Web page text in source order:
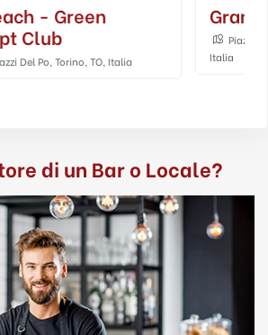
Green
Torino, TO, Italia
Granbar
Piazza Gran
di un Bar o Locale?